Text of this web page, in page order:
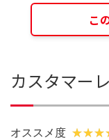
こ
カスタマー
オススメ度